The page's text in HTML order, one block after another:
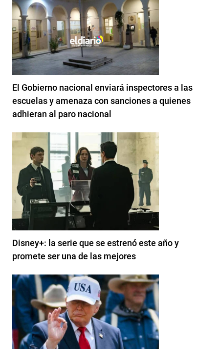
El Gobierno nacional enviará inspectores a las
escuelas y amenaza con sanciones a quienes
adhieran al paro nacional
Disney+: la serie que se estrenó este año y
promete ser una de las mejores